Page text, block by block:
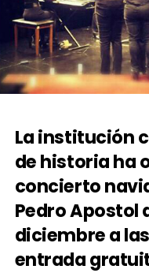
La institución
de historia ha
concierto
Pedro Apostol
diciembre a
entrada